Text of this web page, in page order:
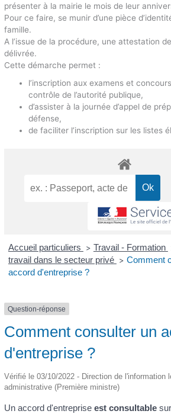
présenter à la mairie le mois de leur
Pour ce faire, se munir d’une pièce
famille.
A l’issue de la procédure, une attestation
délivrée.
Cette démarche permet :
l’inscription aux examens et
contrôle de l’autorité publique,
d’assister à la journée d’appel de
défense,
de faciliter l’inscription sur les listes
Accueil particuliers > Travail - Formation
travail dans le secteur privé > Comment
accord d'entreprise ?
Question-réponse
Comment consulter un
d'entreprise ?
Vérifié le 03/10/2022 - Direction de l'information
administrative (Première ministre)
Un accord d'entrepriseest consultable